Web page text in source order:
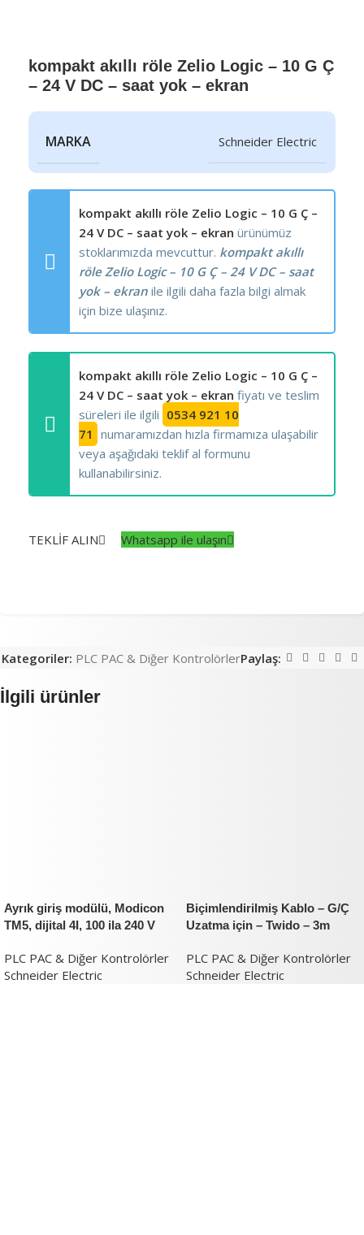
kompakt akıllı röle Zelio Logic – 10 G Ç
– 24 V DC – saat yok – ekran
MARKA Schneider Electric
kompakt akıllı röle Zelio Logic – 10 G Ç –
24 V DC – saat yok – ekran ürünümüz
stoklarımızda mevcuttur. kompakt akıllı
röle Zelio Logic – 10 G Ç – 24 V DC – saat
yok – ekran ile ilgili daha fazla bilgi almak
için bize ulaşınız.
kompakt akıllı röle Zelio Logic – 10 G Ç –
24 V DC – saat yok – ekran fiyatı ve teslim
süreleri ile ilgili 0534 921 10
71 numaramızdan hızla firmamıza ulaşabilir
veya aşağıdaki teklif al formunu
kullanabilirsiniz.
TEKLİF ALIN Whatsapp ile ulaşın
Kategoriler: PLC PAC & Diğer KontrolörlerPaylaş:
İlgili ürünler
Ayrık giriş modülü, Modicon
TM5, dijital 4I, 100 ila 240 V
PLC PAC & Diğer Kontrolörler
Schneider Electric
Biçimlendirilmiş Kablo – G/Ç
Uzatma için – Twido – 3m
PLC PAC & Diğer Kontrolörler
Schneider Electric